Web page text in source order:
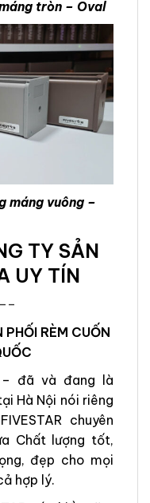
tròn – Oval
máng vuông –
TY SẢN
UY TÍN
RÈM CUỐN
– đã và đang là
Hà Nội nói riêng
chuyên
Chất lượng tốt,
đẹp cho mọi
hợp lý.